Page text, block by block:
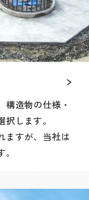
造物の仕様・
します。
ますが、当社は